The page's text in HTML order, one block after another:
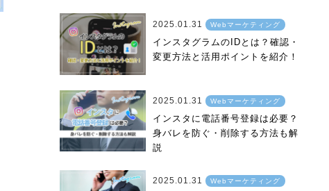
2025.01.31 Webマーケティング
インスタグラムのIDとは？確認・
変更方法と活用ポイントを紹介！
2025.01.31 Webマーケティング
インスタに電話番号登録は必要？
身バレを防ぐ・削除する方法も解
説
2025.01.31 Webマーケティング